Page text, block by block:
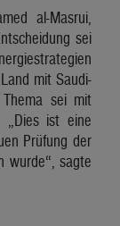
al-Masrui,
sei
mit Saudi-
sei mit
„Dies ist eine
Prüfung der
wurde“, sagte